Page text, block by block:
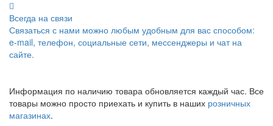
Всегда на связи
Связаться с нами можно любым удобным для вас способом:
e-mail, телефон, социальные сети, мессенджеры и чат на
сайте.
Информация по наличию товара обновляется каждый час. Все
товары можно просто приехать и купить в наших розничных
магазинах.